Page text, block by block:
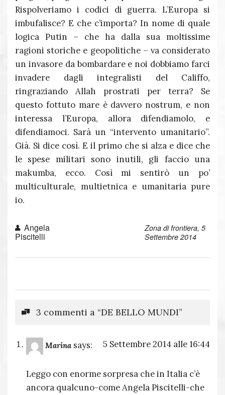
Rispolveriamo i codici di guerra. L’Europa si
imbufalisce? E che c’importa? In nome di quale
logica Putin – che ha dalla sua moltissime
ragioni storiche e geopolitiche – va considerato
un invasore da bombardare e noi dobbiamo farci
invadere dagli integralisti del Califfo,
ringraziando Allah prostrati per terra? Se
questo fottuto mare è davvero nostrum, e non
interessa l’Europa, allora difendiamolo, e
difendiamoci. Sarà un “intervento umanitario”.
Già. Si dice così. E il primo che si alza e dice che
le spese militari sono inutili, gli faccio una
makumba, ecco. Così mi sentirò un po’
multiculturale, multietnica e umanitaria pure
io.
Angela
Piscitelli
Zona di frontiera, 5
Settembre 2014
3 commenti a “DE BELLO MUNDI”
Marina says: 5 Settembre 2014 alle 16:44
Leggo con enorme sorpresa che in Italia c’è
ancora qualcuno-come Angela Piscitelli-che